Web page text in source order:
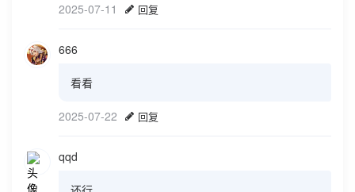
2025-07-11 回复
666
看看
2025-07-22 回复
qqd